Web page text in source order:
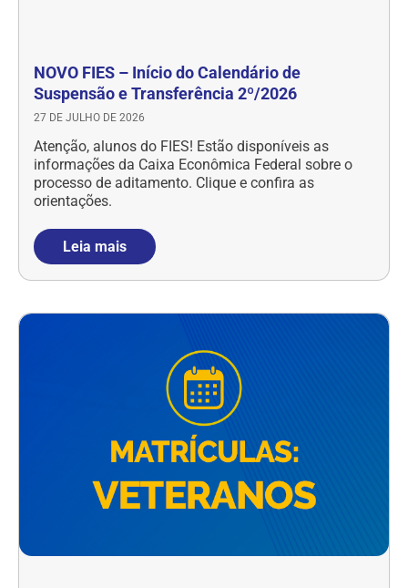
NOVO FIES – Início do Calendário de
Suspensão e Transferência 2º/2026
27 DE JULHO DE 2026
Atenção, alunos do FIES! Estão disponíveis as
informações da Caixa Econômica Federal sobre o
processo de aditamento. Clique e confira as
orientações.
Leia mais